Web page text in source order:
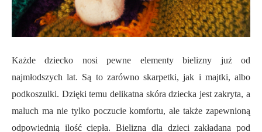
Każde dziecko nosi pewne elementy bielizny już od
najmłodszych lat. Są to zarówno skarpetki, jak i majtki, albo
podkoszulki. Dzięki temu delikatna skóra dziecka jest zakryta, a
maluch ma nie tylko poczucie komfortu, ale także zapewnioną
odpowiednią ilość ciepła. Bielizna dla dzieci zakładana pod